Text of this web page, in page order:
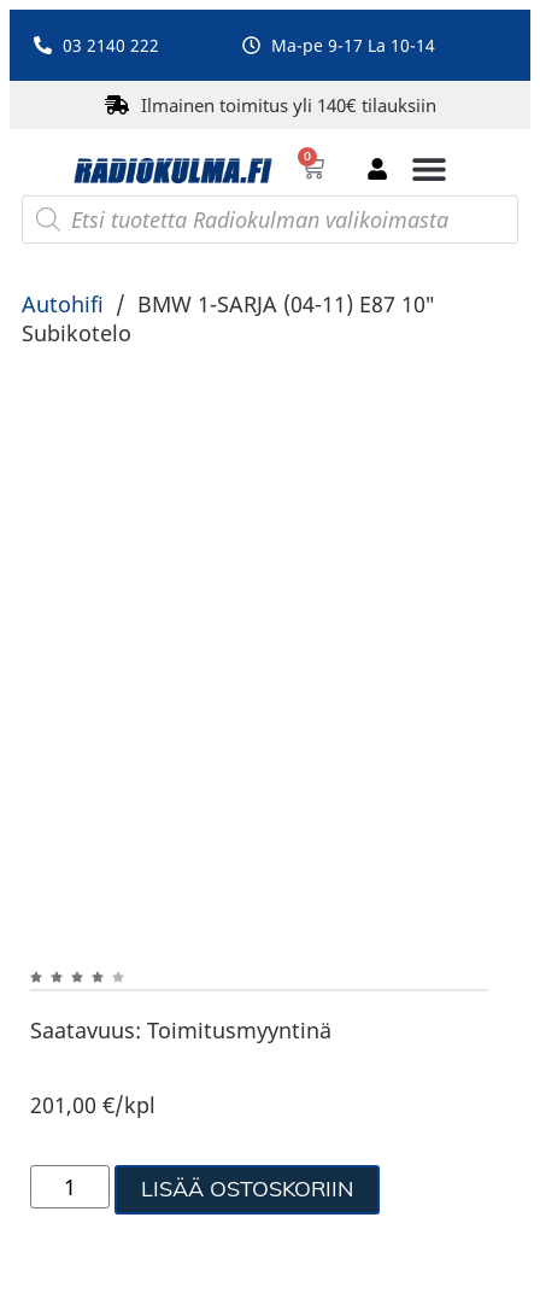
03 2140 222 Ma-pe 9-17 La 10-14
Ilmainen toimitus yli 140€ tilauksiin
0
Autohifi / BMW 1-SARJA (04-11) E87 10″
Subikotelo
Saatavuus: Toimitusmyyntinä
201,00€/kpl
LISÄÄ OSTOSKORIIN